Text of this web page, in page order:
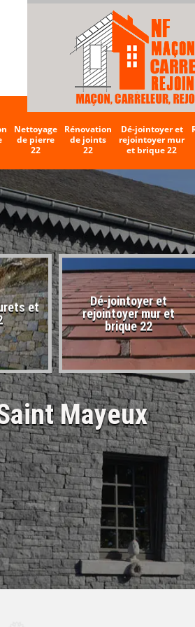
Nettoyage
de pierre
22
Rénovation
de joints
22
Dé-jointoyer et
rejointoyer mur
et brique 22
et
Dé-jointoyer et
rejointoyer mur et
brique 22
Mayeux